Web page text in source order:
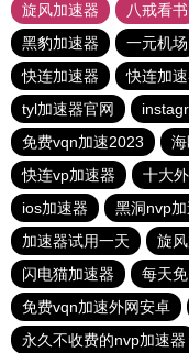
旋风加速器
八戒看书
黑豹加速器
一元机场
快连加速器
快连加
tyl加速器官网
免费vqn加速2023
快连vp加速器
十大
ios加速器
黑洞nvp
加速器试用一天
旋
闪电猫加速器
每天
免费vqn加速外网安卓
永久不收费的nvp加速器